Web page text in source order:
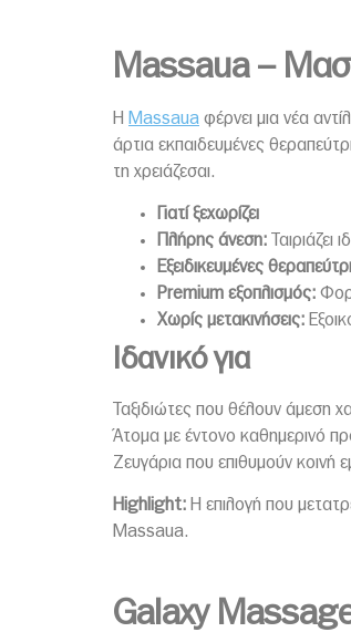
Massaua –
Η Massaua φέρνει μια νέα
άρτια εκπαιδευμένες
τη χρειάζεσαι.
Γιατί ξεχωρίζει
Πλήρης άνεση: Ταιριάζει
Εξειδικευμένες
Premium εξοπλισμός:
Χωρίς μετακινήσεις:
Ιδανικό για
Ταξιδιώτες που θέλουν άμεση
Άτομα με έντονο καθημερινό
Ζευγάρια που επιθυμούν κοινή
Highlight: Η επιλογή που
Massaua.
Galaxy Massage